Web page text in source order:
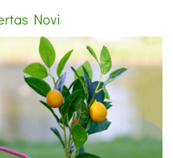
Novi